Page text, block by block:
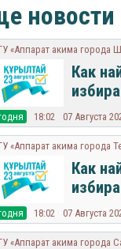
новости
«Аппарат акима города
Как
18:02 07 Августа
«Аппарат акима города
Как
18:02 07 Августа
«Аппарат акима города